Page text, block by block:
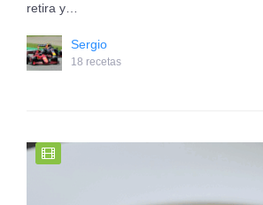
retira y…
Sergio
18 recetas